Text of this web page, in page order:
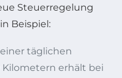
Steuerregelung
Beispiel:
täglichen
erhält bei